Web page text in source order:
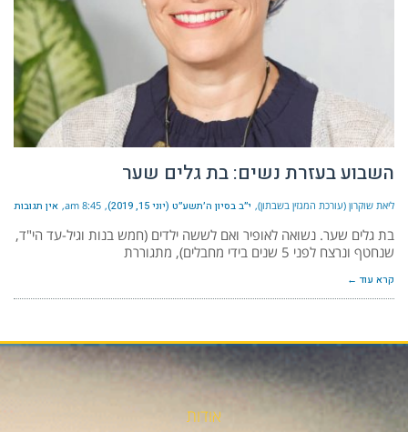
השבוע בעזרת נשים: בת גלים שער
ליאת שוקרון (עורכת המגזין בשבתון) י״ב בסיון ה׳תשע״ט (יוני 15, 2019) 8:45 am אין תגובות
בת גלים שער. נשואה לאופיר ואם לששה ילדים (חמש בנות וגיל-עד הי"ד,
שנחטף ונרצח לפני 5 שנים בידי מחבלים), מתגוררת
קרא עוד ←
אודות